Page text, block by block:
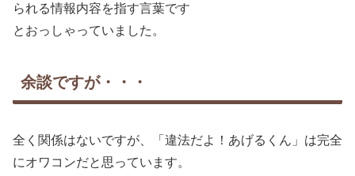
られる情報内容を指す言葉です
とおっしゃっていました。
余談ですが・・・
全く関係はないですが、「違法だよ！あげるくん」は完全
にオワコンだと思っています。